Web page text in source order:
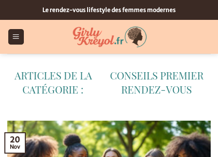
au
contenu
Le rendez-vous lifestyle des femmes modernes
CONSEILS PREMIER
RENDEZ-VOUS
20
Nov